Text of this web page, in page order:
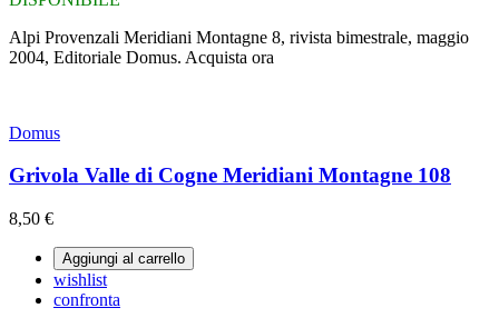
Alpi Provenzali Meridiani Montagne 8, rivista bimestrale, maggio
2004, Editoriale Domus. Acquista ora
Domus
Grivola Valle di Cogne Meridiani Montagne 108
8,50 €
Aggiungi al carrello
wishlist
confronta